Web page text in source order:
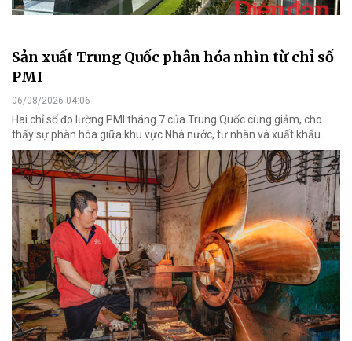
Sản xuất Trung Quốc phân hóa nhìn từ chỉ số
PMI
06/08/2026 04:06
Hai chỉ số đo lường PMI tháng 7 của Trung Quốc cùng giảm, cho
thấy sự phân hóa giữa khu vực Nhà nước, tư nhân và xuất khẩu.